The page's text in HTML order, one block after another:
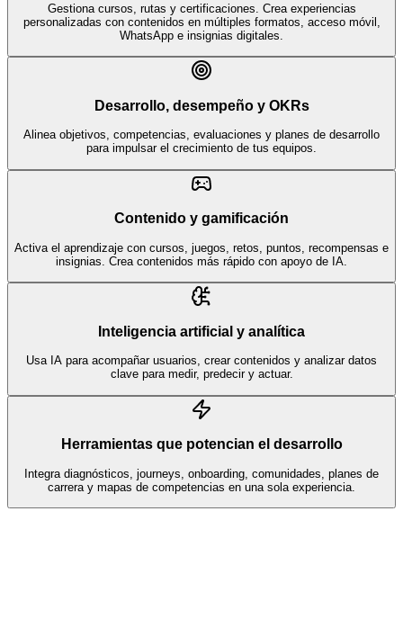
Gestiona cursos, rutas y certificaciones. Crea experiencias
personalizadas con contenidos en múltiples formatos, acceso móvil,
WhatsApp e insignias digitales.
Desarrollo, desempeño y OKRs
Alinea objetivos, competencias, evaluaciones y planes de desarrollo
para impulsar el crecimiento de tus equipos.
Contenido y gamificación
Activa el aprendizaje con cursos, juegos, retos, puntos, recompensas e
insignias. Crea contenidos más rápido con apoyo de IA.
Inteligencia artificial y analítica
Usa IA para acompañar usuarios, crear contenidos y analizar datos
clave para medir, predecir y actuar.
Herramientas que potencian el desarrollo
Integra diagnósticos, journeys, onboarding, comunidades, planes de
carrera y mapas de competencias en una sola experiencia.